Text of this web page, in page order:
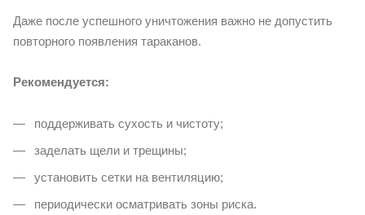
Даже после успешного уничтожения важно не допустить
повторного появления тараканов.
Рекомендуется:
поддерживать сухость и чистоту;
заделать щели и трещины;
установить сетки на вентиляцию;
периодически осматривать зоны риска.